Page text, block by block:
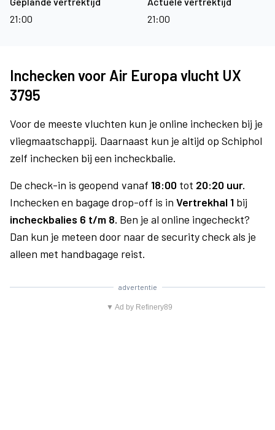
21:00
21:00
Inchecken voor Air Europa vlucht UX
3795
Voor de meeste vluchten kun je online inchecken bij je
vliegmaatschappij. Daarnaast kun je altijd op Schiphol
zelf inchecken bij een incheckbalie.
De check-in is geopend vanaf 18:00 tot 20:20 uur.
Inchecken en bagage drop-off is in Vertrekhal 1 bij
incheckbalies 6 t/m 8. Ben je al online ingecheckt?
Dan kun je meteen door naar de security check als je
alleen met handbagage reist.
advertentie
▼ Ad by Refinery89